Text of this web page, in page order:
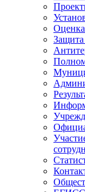
Оценка
Защита